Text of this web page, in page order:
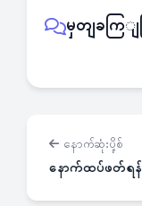
မှတျခကြျ
နောက်ဆုံးပို့စ်
နောက်ထပ်ဖတ်ရန်